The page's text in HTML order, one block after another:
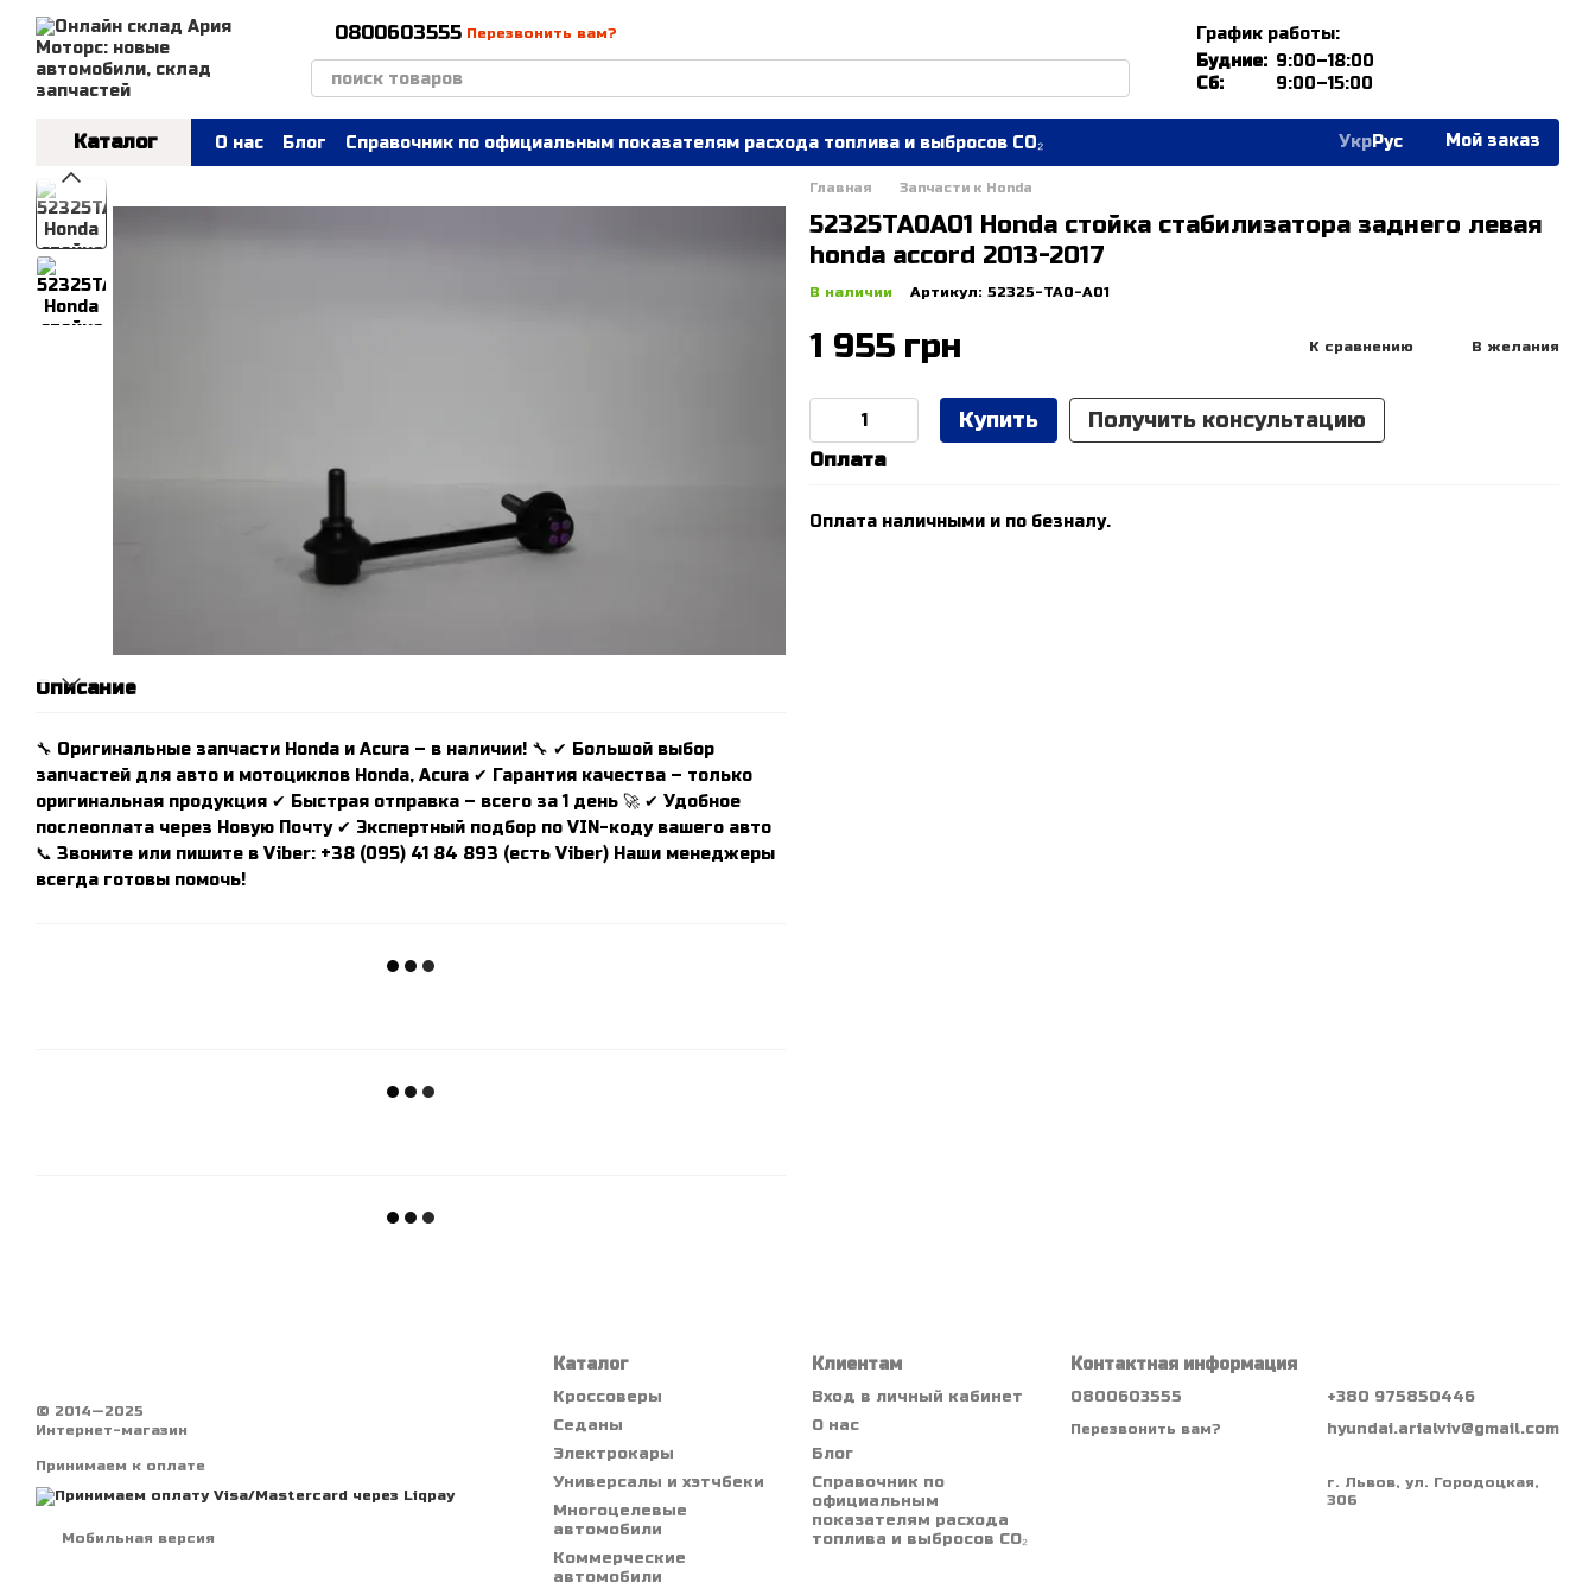
Перейти к основному контенту
0800603555 Перезвонить вам?
График работы:
Будние: 9:00–18:00
Сб:
9:00–15:00
Каталог О нас Блог Справочник по официальным показателям расхода топлива и выбросов CO₂ УкрРус Мой заказ
Описание
🔧 Оригинальные запчасти Honda и Acura – в наличии! 🔧 ✔ Большой выбор
запчастей для авто и мотоциклов Honda, Acura ✔ Гарантия качества – только
оригинальная продукция ✔ Быстрая отправка – всего за 1 день 🚀 ✔ Удобное
послеоплата через Новую Почту ✔ Экспертный подбор по VIN-коду вашего авто
📞 Звоните или пишите в Viber: +38 (095) 41 84 893 (есть Viber) Наши менеджеры
всегда готовы помочь!
Главная Запчасти к Honda
52325TA0A01 Honda стойка стабилизатора заднего левая
honda accord 2013-2017
В наличии Артикул: 52325-TA0-A01
1 955 грн К сравнению В желания
Купить Получить консультацию
Оплата
Оплата наличными и по безналу.
© 2014—2025
Интернет-магазин
Принимаем к оплате
Мобильная версия
Каталог
Кроссоверы
Седаны
Электрокары
Универсалы и хэтчбеки
Многоцелевые
автомобили
Коммерческие
автомобили
Клиентам
Вход в личный кабинет
О нас
Блог
Справочник по
официальным
показателям расхода
топлива и выбросов CO₂
Контактная информация
0800603555
Перезвонить вам?
+380 975850446
hyundai.arialviv@gmail.com
г. Львов, ул. Городоцкая,
306